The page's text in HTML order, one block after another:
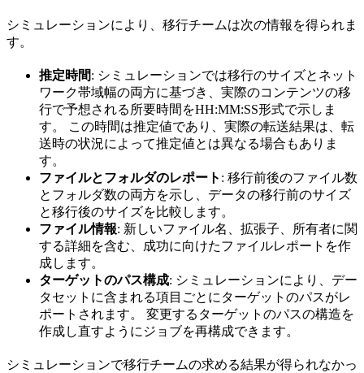
シミュレーションにより、移行チームは次の情報を得られま
す。
推定時間: シミュレーションでは移行のサイズとネット
ワーク帯域幅の両方に基づき、実際のコンテンツの移
行で予想される所要時間をHH:MM:SS形式で示しま
す。 この時間は推定値であり、実際の転送結果は、転
送時の状況によって推定値とは異なる場合もありま
す。
ファイルとフォルダのレポート : 移行前後のファイル数
とフォルダ数の両方を示し、データの移行前のサイズ
と移行後のサイズを比較します。
ファイル情報: 新しいファイル名、拡張子、所有者に関
する詳細を含む、成功に向けたファイルレポートを作
成します。
ターゲットのパス構成: シミュレーションにより、デー
タセットに含まれる項目ごとにターゲットのパスがレ
ポートされます。 変更するターゲットのパスの構造を
作成し直すようにジョブを再構成できます。
シミュレーションで移行チームの求める結果が得られなかっ